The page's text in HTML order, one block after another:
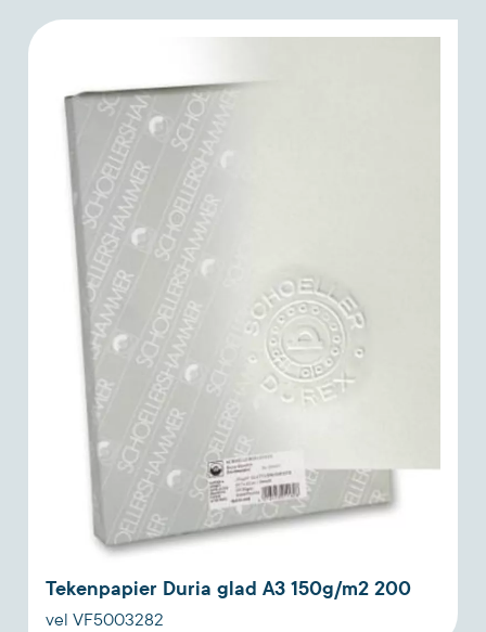
Tekenpapier Duria glad A3 150g/m2 200
vel VF5003282